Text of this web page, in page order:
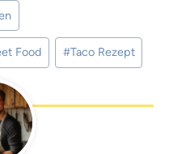
Food #Taco Rezept